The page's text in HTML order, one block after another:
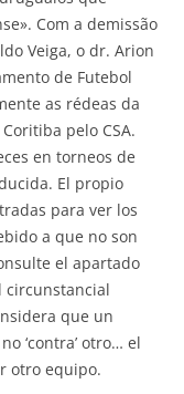
Com a demissão
Veiga, o dr. Arion
de Futebol
as rédeas da
pelo CSA.
en torneos de
El propio
para ver los
a que no son
el apartado
circunstancial
que un
‘contra’ otro… el
otro equipo.